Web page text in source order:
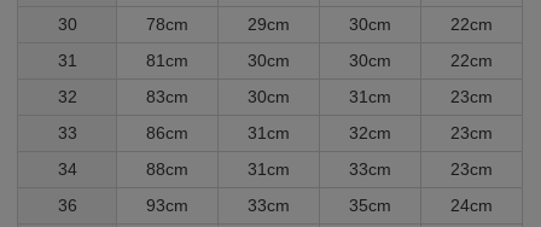
30
78cm 29cm 30cm
22cm
31
81cm 30cm 30cm
22cm
32
83cm 30cm 31cm
23cm
33
86cm 31cm 32cm
23cm
34
88cm 31cm 33cm
23cm
36
93cm 33cm 35cm
24cm